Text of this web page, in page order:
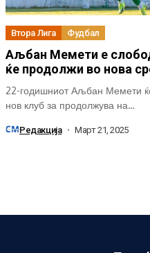
Втора Лига Фудбал
Аљбан Мемети е
ќе продолжи во нова
22-годишниот Аљбан Мемети
нов клуб за продолжува на
Редакција Март 21, 2025